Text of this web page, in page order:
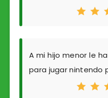
A mi hijo menor le
para jugar nintendo